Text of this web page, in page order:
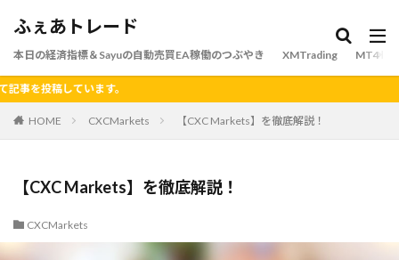
ふぇあトレード
本日の経済指標＆Sayuの自動売買EA稼働のつぶやき XMTrading MT4
います。
HOME CXCMarkets 【CXC Markets】を徹底解説！
【CXC Markets】を徹底解説！
CXCMarkets